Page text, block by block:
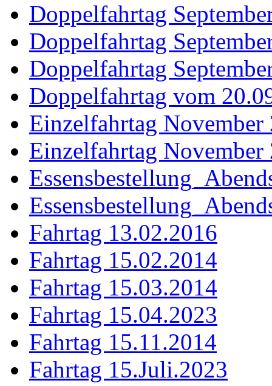
Doppelfahrtag
Doppelfahrtag
Doppelfahrtag
Doppelfahrtag vom
Einzelfahrtag November
Einzelfahrtag November
Fahrtag 13.02.2016
Fahrtag 15.02.2014
Fahrtag 15.03.2014
Fahrtag 15.04.2023
Fahrtag 15.11.2014
Fahrtag 15.Juli.2023